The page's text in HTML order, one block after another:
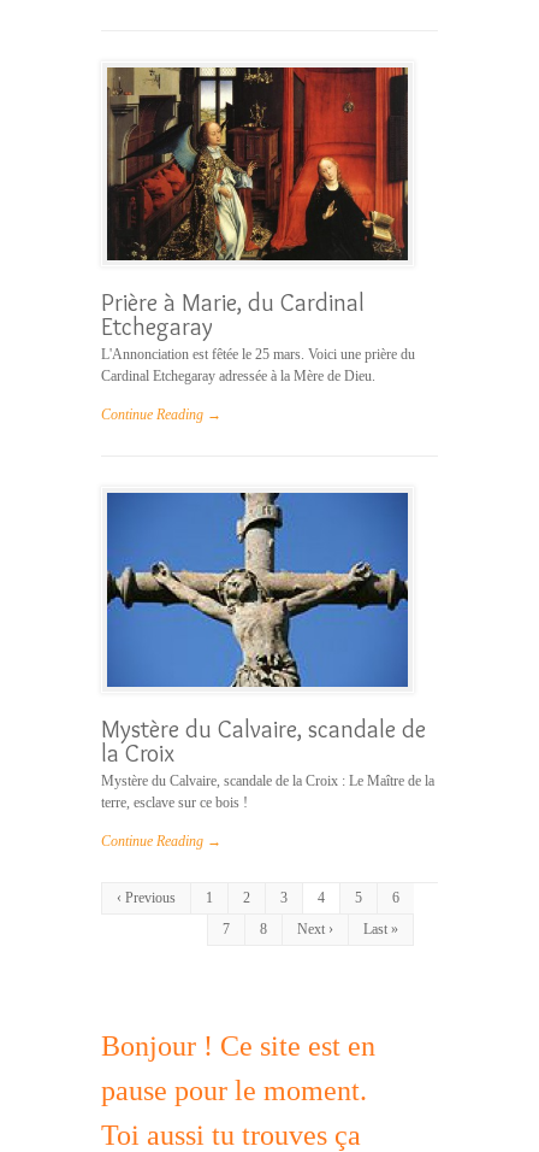
Prière à Marie, du Cardinal
Etchegaray
L'Annonciation est fêtée le 25 mars. Voici une prière du
Cardinal Etchegaray adressée à la Mère de Dieu.
Continue Reading →
Mystère du Calvaire, scandale de
la Croix
Mystère du Calvaire, scandale de la Croix : Le Maître de la
terre, esclave sur ce bois !
Continue Reading →
‹ Previous 1 2 3 4 5
6
7
8 Next › Last »
Bonjour ! Ce site est en
pause pour le moment.
Toi aussi tu trouves ça